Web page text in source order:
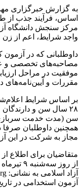
به گزارش خبرگزاری
اساس، فرآیند جذب از
مرکز سنجش دانشگاه
واجد شرایط، اعم از زن
داوطلبانی که در
مصاحبه‌های تخصصی و
موفقیت در مراحل
مقررات و آیین‌نامه‌های
بر اساس شرایط
سن (مدت خدمت
مجاز به شرکت در این
متقاضیان برای اطلاع
از روز
آزمون استخدامی در تاریخ 9 مردادماه برگزار خواهد